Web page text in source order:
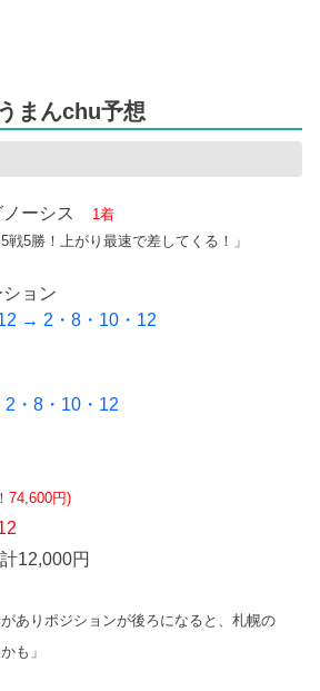
まんchu予想
ノーシス
1着
戦5勝！上がり最速で差してくる！」
ョン
→ 2・8・10・12
・8・10・12
74,600円)
12,000円
ありポジションが後ろになると、札幌の
も」